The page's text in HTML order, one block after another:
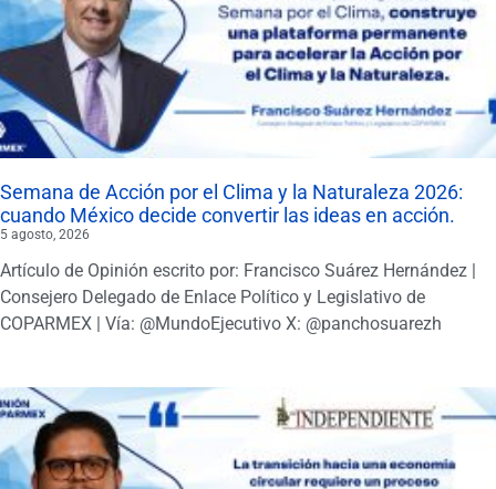
Semana de Acción por el Clima y la Naturaleza 2026:
cuando México decide convertir las ideas en acción.
5 agosto, 2026
Artículo de Opinión escrito por: Francisco Suárez Hernández |
Consejero Delegado de Enlace Político y Legislativo de
COPARMEX | Vía: @MundoEjecutivo X: @panchosuarezh